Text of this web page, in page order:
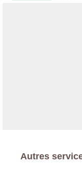
Autres